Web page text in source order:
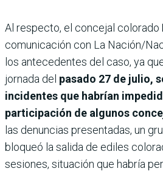
Al respecto, el concejal colorado
comunicación con La Nación/
los antecedentes del caso, ya
jornada del pasado 27 de julio,
incidentes que habrían
participación de algunos
las denuncias presentadas, un
bloqueó la salida de ediles
sesiones, situación que habría